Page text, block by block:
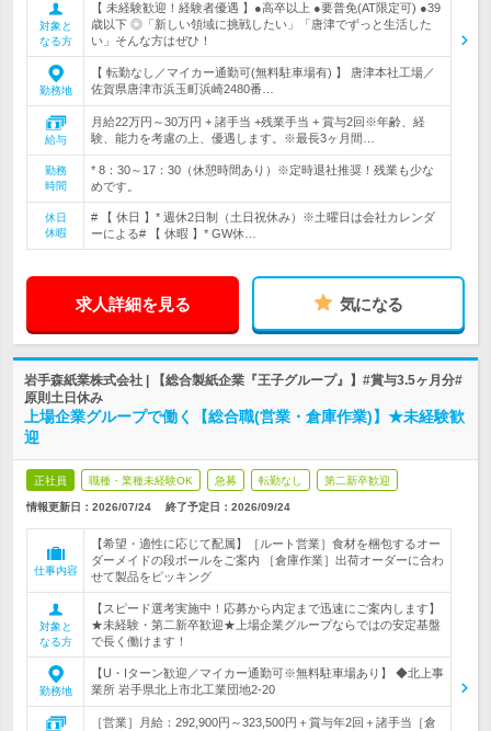
対象と
なる方
【 未経験歓迎！経験者優遇 】●高卒以上 ●要普免(AT限定可) ●39
歳以下 ◎「新しい領域に挑戦したい」「唐津でずっと生活した
い」そんな方はぜひ！
勤務地
【 転勤なし／マイカー通勤可(無料駐車場有) 】 唐津本社工場／
佐賀県唐津市浜玉町浜崎2480番…
給与
月給22万円～30万円 + 諸手当 +残業手当 + 賞与2回※年齢、経
験、能力を考慮の上、優遇します。※最長3ヶ月間…
勤務
時間
* 8：30～17：30（休憩時間あり）※定時退社推奨！残業も少な
めです。
休日
休暇
# 【 休日 】* 週休2日制（土日祝休み）※土曜日は会社カレンダ
ーによる# 【 休暇 】* GW休…
求人詳細を見る 気になる
岩手森紙業株式会社 | 【総合製紙企業『王子グループ』】#賞与3.5ヶ月分#
原則土日休み
上場企業グループで働く【総合職(営業・倉庫作業)】★未経験歓
迎
正社員 職種・業種未経験OK 急募 転勤なし 第二新卒歓迎
情報更新日：2026/07/24 終了予定日： 2026/09/24
仕事内容
【希望・適性に応じて配属】［ルート営業］食材を梱包するオー
ダーメイドの段ボールをご案内 ［倉庫作業］出荷オーダーに合わ
せて製品をピッキング
対象と
なる方
【スピード選考実施中！応募から内定まで迅速にご案内します】
★未経験・第二新卒歓迎★上場企業グループならではの安定基盤
で長く働けます！
勤務地
【U・Iターン歓迎／マイカー通勤可※無料駐車場あり】 ◆北上事
業所 岩手県北上市北工業団地2-20
［営業］月給：292,900円～323,500円＋賞与年2回＋諸手当［倉